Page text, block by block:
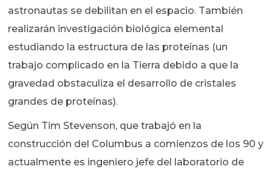
astronautas se debilitan en el espacio. También
realizarán investigación biológica elemental
estudiando la estructura de las proteínas (un
trabajo complicado en la Tierra debido a que la
gravedad obstaculiza el desarrollo de cristales
grandes de proteínas).
Según Tim Stevenson, que trabajó en la
construcción del Columbus a comienzos de los 90 y
actualmente es ingeniero jefe del laboratorio de